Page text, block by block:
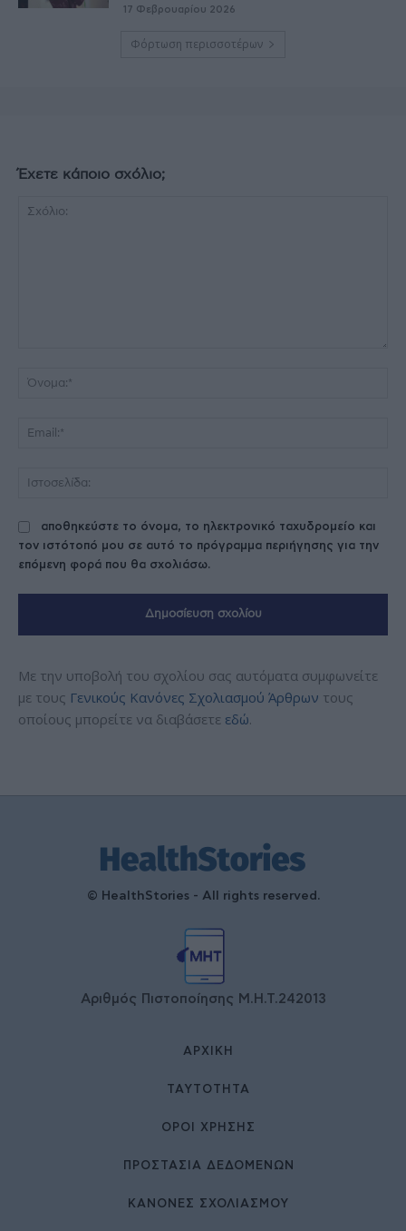
17 Φεβρουαρίου 2026
Φόρτωση περισσοτέρων
Έχετε κάποιο σχόλιο;
αποθηκεύστε το όνομα, το ηλεκτρονικό ταχυδρομείο και
τον ιστότοπό μου σε αυτό το πρόγραμμα περιήγησης για την
επόμενη φορά που θα σχολιάσω.
Με την υποβολή του σχολίου σας αυτόματα συμφωνείτε
με τους Γενικούς Κανόνες Σχολιασμού Άρθρων τους
οποίους μπορείτε να διαβάσετε εδώ.
© HealthStories - All rights reserved.
Αριθμός Πιστοποίησης Μ.Η.Τ.242013
ΑΡΧΙΚΉ
ΤΑΥΤΌΤΗΤΑ
ΌΡΟΙ ΧΡΉΣΗΣ
ΠΡΟΣΤΑΣΙΑ ΔΕΔΟΜΕΝΩΝ
ΚΑΝΟΝΕΣ ΣΧΟΛΙΑΣΜΟΥ